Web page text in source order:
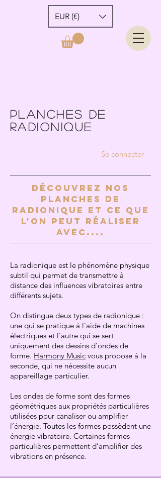
EUR (€)
PLANCHES DE
RADIONIQUE
Se connecter
Découvrez nos
Planches de
radionique et ce que
l'on peut réaliser
avec....
La radionique est le phénomène physique
subtil qui permet de transmettre à
distance des influences vibratoires entre
différents sujets.
On distingue deux types de radionique :
une qui se pratique à l’aide de machines
électriques et l’autre qui se sert
uniquement des dessins d’ondes de
forme. Harmony Music vous propose à la
seconde, qui ne nécessite aucun
appareillage particulier.
Les ondes de forme sont des formes
géométriques aux propriétés particulières
utilisées pour canaliser ou amplifier
l’énergie. Toutes les formes possèdent une
énergie vibratoire. Certaines formes
particulières permettent d’amplifier des
vibrations en présence.